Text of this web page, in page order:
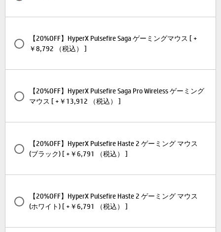
【20%OFF】HyperX Pulsefire Saga ゲーミングマウス [ +
￥8,792 （税込） ]
【20%OFF】HyperX Pulsefire Saga Pro Wireless ゲーミング
マウス [ +￥13,912 （税込） ]
【20%OFF】HyperX Pulsefire Haste 2 ゲーミング マウス
(ブラック) [ +￥6,791 （税込） ]
【20%OFF】HyperX Pulsefire Haste 2 ゲーミング マウス
(ホワイト) [ +￥6,791 （税込） ]